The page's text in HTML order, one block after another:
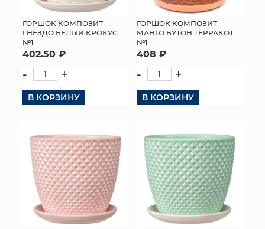
ГОРШОК КОМПОЗИТ
ГНЕЗДО БЕЛЫЙ КРОКУС
№1
402.50 ₽
- +
В КОРЗИНУ
ГОРШОК КОМПОЗИТ
МАНГО БУТОН ТЕРРАКОТ
№1
408 ₽
- +
В КОРЗИНУ